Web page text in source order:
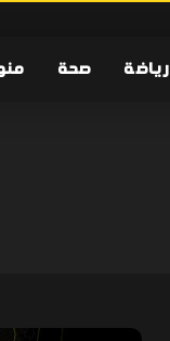
رياضة صحة